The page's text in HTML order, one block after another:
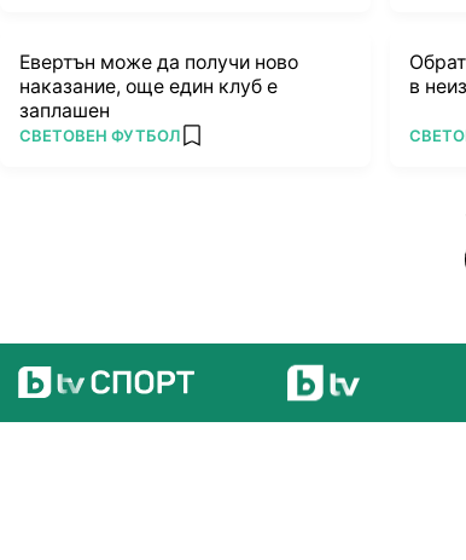
Евертън може да получи ново
наказание, още един клуб е
заплашен
ПОВЕЧЕ ОТ
СВЕТОВЕН ФУТБОЛ add favorites
в